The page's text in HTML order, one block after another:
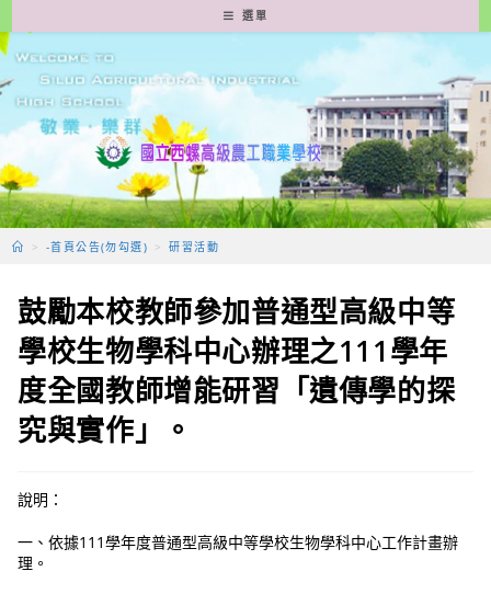
轉
至
要
容
選單
> -首頁公告(勿勾選) > 研習活動
鼓勵本校教師參加普通型高級中等
學校生物學科中心辦理之111學年
度全國教師增能研習「遺傳學的探
究與實作」。
說明：
一、依據111學年度普通型高級中等學校生物學科中心工作計畫辦
理。